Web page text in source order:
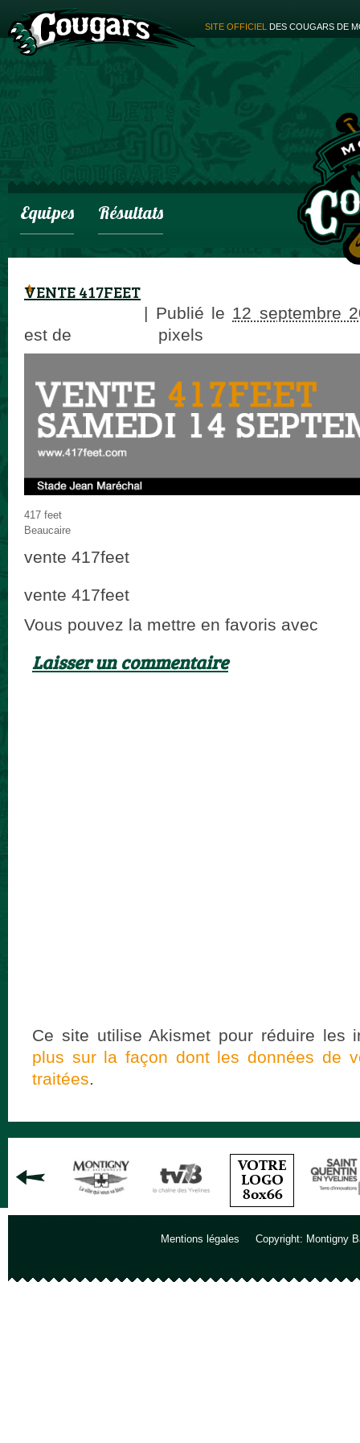
SITE OFFICIEL DES COUGARS DE
Equipes Résultats
VENTE 417FEET
| Publié le 12 septembre
est de
pixels
417 feet
Beaucaire
vente 417feet
vente 417feet
Vous pouvez la mettre en favoris avec
Laisser un commentaire
Ce site utilise Akismet pour réduire les
plus sur la façon dont les données de
traitées.
Mentions légales Copyright: Montigny